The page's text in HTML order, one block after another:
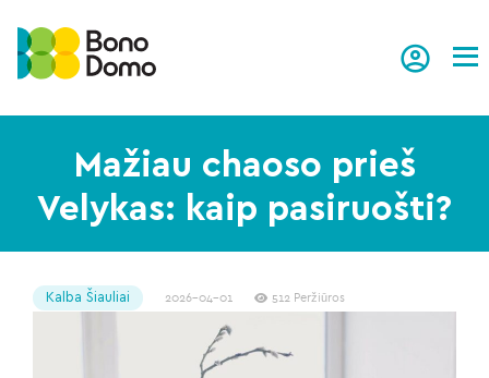
Mažiau chaoso prieš
Velykas: kaip pasiruošti?
Kalba Šiauliai 2026-04-01 512 Peržiūros